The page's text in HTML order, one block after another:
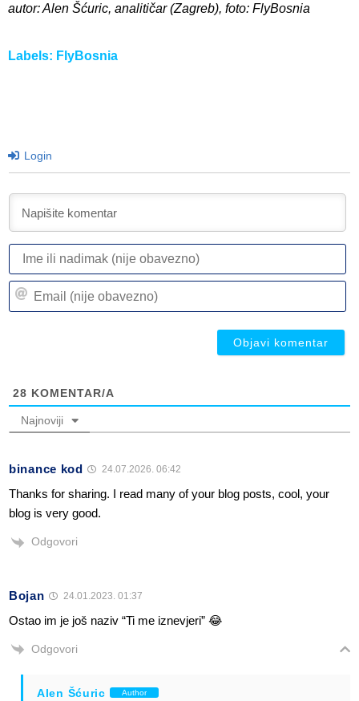
autor: Alen Šćuric, analitičar (Zagreb), foto: FlyBosnia
Labels: FlyBosnia
Login
28 KOMENTAR/A
Najnoviji
binance kod 24.07.2026. 06:42
Thanks for sharing. I read many of your blog posts, cool, your
blog is very good.
Odgovori
Bojan 24.01.2023. 01:37
Ostao im je još naziv “Ti me iznevjeri” 😂
Odgovori
Alen Šćuric Author